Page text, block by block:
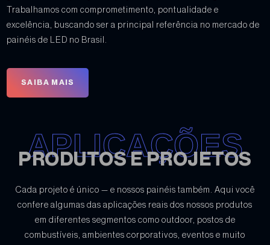
Trabalhamos com comprometimento, pontualidade e
excelência, buscando ser a principal referência no mercado de
painéis de LED no Brasil.
SAIBA MAIS
APLICAÇÕES
PRODUTOS E PROJETOS
Cada projeto é único — e nossos painéis também. Aqui você
confere algumas das aplicações reais dos nossos produtos
em diferentes segmentos como outdoor, postos de
combustíveis, ambientes corporativos, eventos e muito